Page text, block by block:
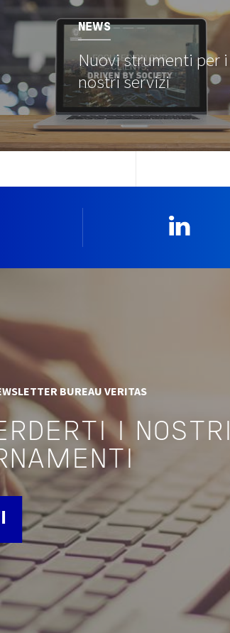
NEWS
Nuovi strumenti per i
nostri servizi
BUREAU VERITAS
I NOSTRI